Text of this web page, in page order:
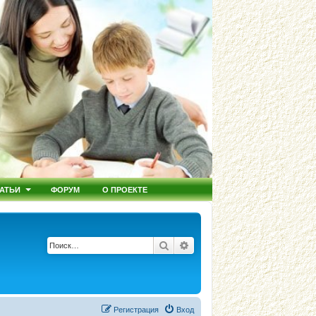
ФОРУМ О ПРОЕКТЕ
Поиск Расширенный поиск
Вход
Регистрация